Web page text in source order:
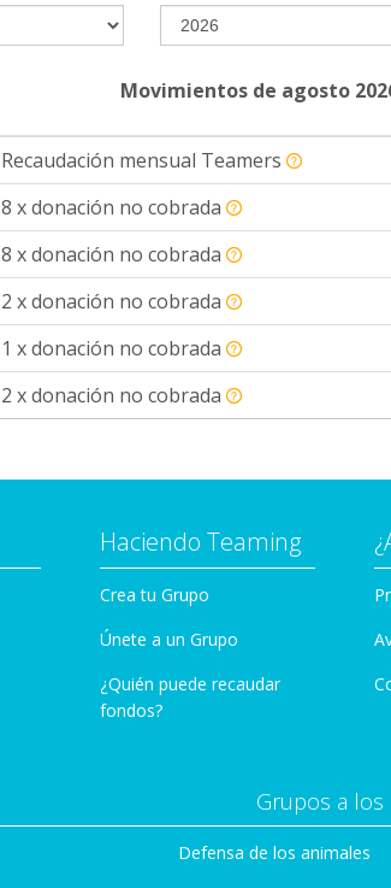
Movimientos de agosto
Recaudación mensual Teamers
8 x donación no cobrada
8 x donación no cobrada
2 x donación no cobrada
1 x donación no cobrada
2 x donación no cobrada
Haciendo Teaming
Crea tu Grupo
Únete a un Grupo
¿Quién puede recaudar
fondos?
Grupos a
Defensa de los animales